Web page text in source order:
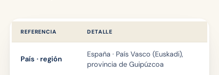
REFERENCIA DETALLE
País · región
España · País Vasco (Euskadi),
provincia de Guipúzcoa